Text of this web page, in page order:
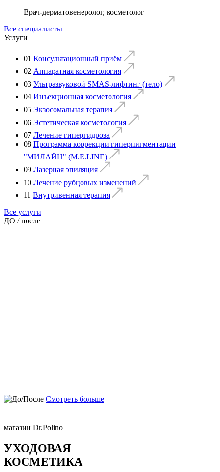
Врач-дерматовенеролог, косметолог
Все специалисты
Услуги
01 Консультационный приём
02 Аппаратная косметология
03 Ультразвуковой SMAS-лифтинг (тело)
04 Инъекционная косметология
05 Экзосомальная терапия
06 Эстетическая косметология
07 Лечение гипергидроза
08 Программа коррекции гиперпигментации
"МИЛАЙН" (M.E.LINE)
09 Лазерная эпиляция
10 Лечение рубцовых изменений
11 Внутривенная терапия
Все услуги
ДО / после
Смотреть больше
магазин Dr.Polino
УХОДОВАЯ
КОСМЕТИКА